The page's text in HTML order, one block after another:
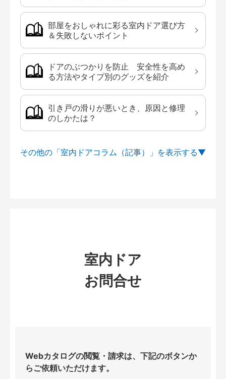
部屋をおしゃれに彩る室内ドア選び方
＆失敗しないポイント
ドアのぶつかりを防止 安全性を高め
る方法やタイプ別のグッズを紹介
引き戸の滑りが悪いとき、原因と修理
のしかたは？
その他の「室内ドアコラム（記事）」を
室内ドア
お問合せ
Webカタログの閲覧・請求は、下記のボタンか
らご依頼いただけます。